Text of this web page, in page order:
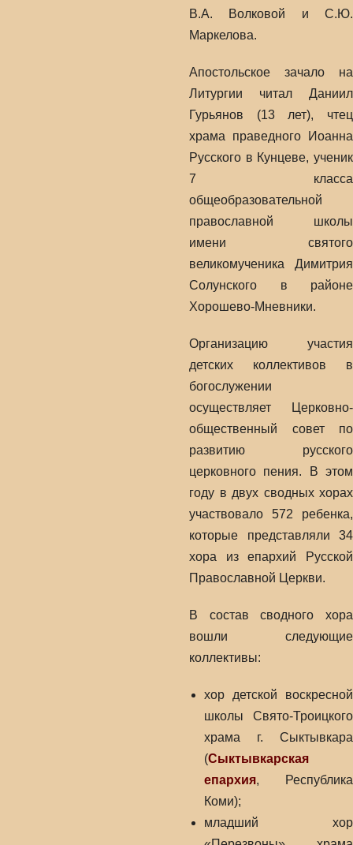
В.А. Волковой и С.Ю.
Маркелова.
Апостольское зачало на
Литургии читал Даниил
Гурьянов (13 лет), чтец
храма праведного Иоанна
Русского в Кунцеве, ученик
7 класса
общеобразовательной
православной школы
имени святого
великомученика Димитрия
Солунского в районе
Хорошево-Мневники.
Организацию участия
детских коллективов в
богослужении
осуществляет Церковно-
общественный совет по
развитию русского
церковного пения. В этом
году в двух сводных хорах
участвовало 572 ребенка,
которые представляли 34
хора из епархий Русской
Православной Церкви.
В состав сводного хора
вошли следующие
коллективы:
хор детской воскресной
школы Свято-Троицкого
храма г. Сыктывкара
(Сыктывкарская
епархия, Республика
Коми);
младший хор